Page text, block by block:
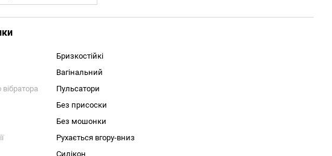
Бризкостійкі
Вагінальний
Пульсатори
Без присоски
Без мошонки
Рухається вгору-вниз
Силікон